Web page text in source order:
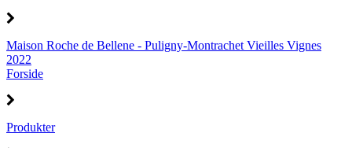
Maison Roche de Bellene - Puligny-Montrachet Vieilles Vignes
2022
Forside
Produkter